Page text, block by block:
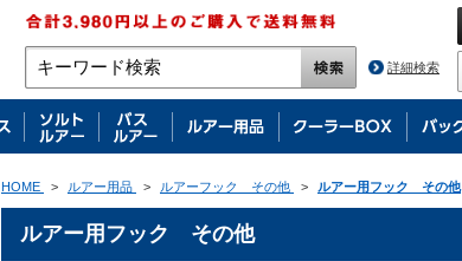
詳細検索
HOME > ルアー用品 > ルアーフック その他 > ルアー用フック その他
ルアー用フック その他